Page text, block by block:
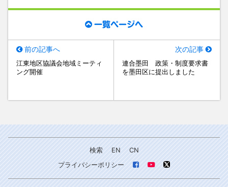
一覧ページへ
前の記事へ
江東地区協議会地域ミーティ
ング開催
次の記事
連合墨田 政策・制度要求書
を墨田区に提出しました
検索 EN
CN
プライバシーポリシー